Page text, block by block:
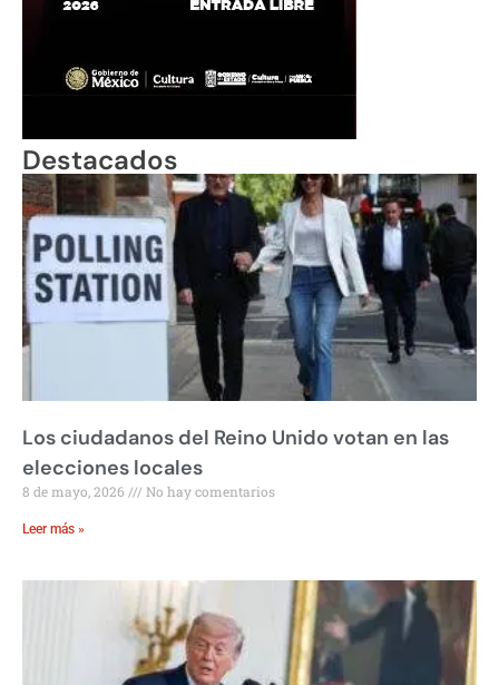
Destacados
Los ciudadanos del Reino Unido votan en las
elecciones locales
8 de mayo, 2026 No hay comentarios
Leer más »